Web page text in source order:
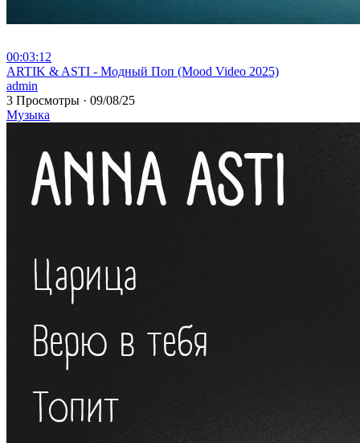
00:03:12
⁣ARTIK & ASTI - Модный Поп (Mood Video 2025)
admin
3 Просмотры · 09/08/25
Музыка